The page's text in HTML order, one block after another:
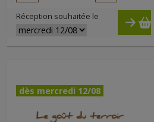
Réception souhaitée le
dès mercredi 12/08